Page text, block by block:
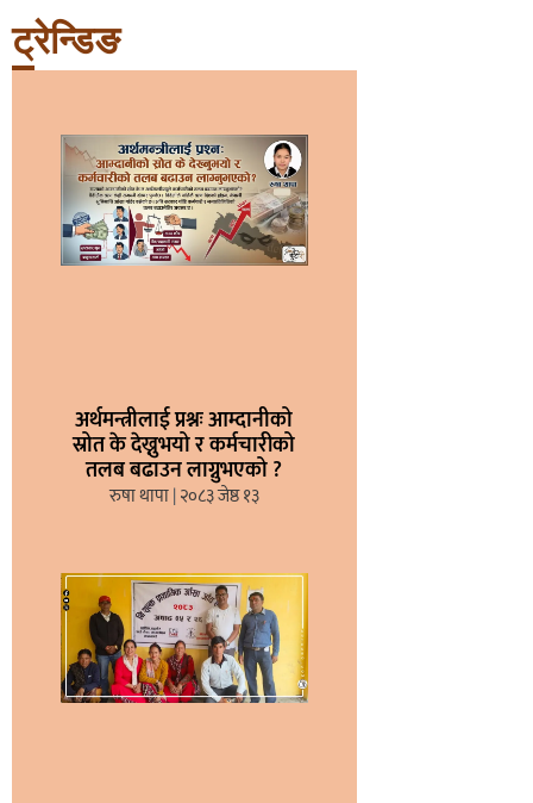
ट्रेन्डिङ
अर्थमन्त्रीलाई प्रश्नः आम्दानीको
स्रोत के देख्नुभयो र कर्मचारीको
तलब बढाउन लाग्नुभएको ?
रुषा थापा २०८३ जेष्ठ १३